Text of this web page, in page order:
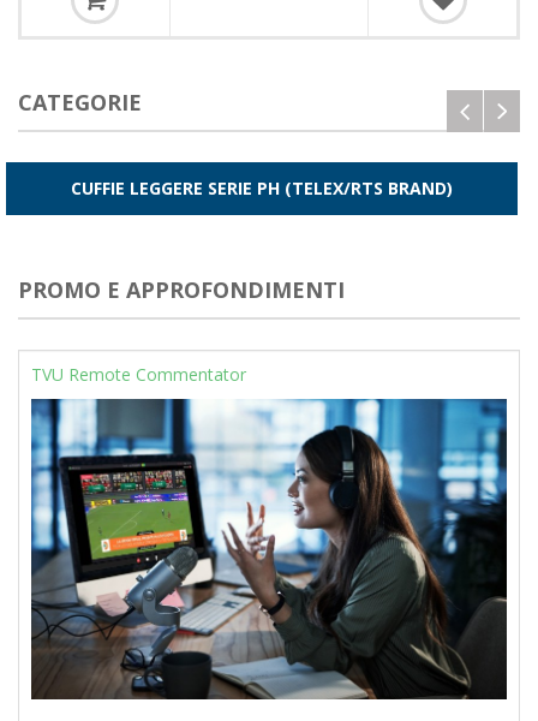
CATEGORIE
CUFFIE LEGGERE SERIE PH (TELEX/RTS BRAND)
PROMO E APPROFONDIMENTI
TVU Remote Commentator